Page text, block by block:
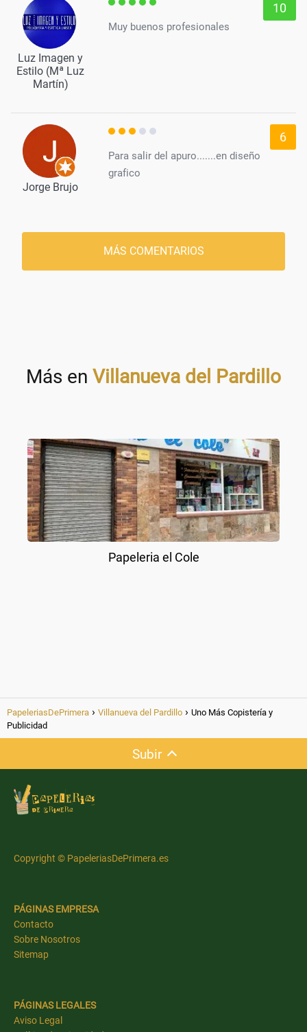
Luz Imagen y
Estilo (Mª Luz
Martín)
10
Muy buenos profesionales
Jorge Brujo
6
Para salir del apuro.......en diseño
grafico
MÁS COMENTARIOS
Más en Villanueva del Pardillo
Papeleria el Cole
PapeleriasDePrimera Villanueva del Pardillo
Uno Más Copistería y
Publicidad
Subir
Copyright © PapeleriasDePrimera.es
PÁGINAS EMPRESA
Contacto
Sobre Nosotros
Sitemap
PÁGINAS LEGALES
Aviso Legal